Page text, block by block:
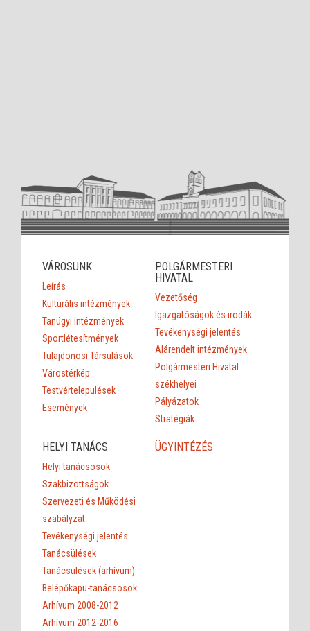
VÁROSUNK
Leírás
Kulturális intézmények
Tanügyi intézmények
Sportlétesítmények
Tulajdonosi Társulások
Várostérkép
Testvértelepülések
Események
POLGÁRMESTERI
HIVATAL
Vezetőség
Igazgatóságok és irodák
Tevékenységi jelentés
Alárendelt intézmények
Polgármesteri Hivatal
székhelyei
Pályázatok
Stratégiák
HELYI TANÁCS
Helyi tanácsosok
Szakbizottságok
Szervezeti és Működési
szabályzat
Tevékenységi jelentés
Tanácsülések
Tanácsülések (arhívum)
Belépőkapu-tanácsosok
Arhívum 2008-2012
Arhívum 2012-2016
ÜGYINTÉZÉS